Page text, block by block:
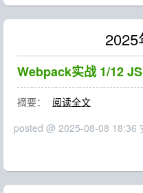
2025
Webpack实战 1/12
摘要：
阅读全文
posted @ 2025-08-08 18:36